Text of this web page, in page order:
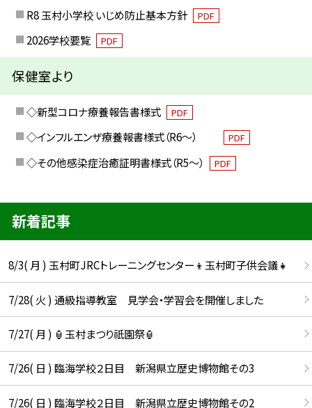
R8 玉村小学校 いじめ防止基本方針 PDF
2026学校要覧 PDF
保健室より
◇新型コロナ療養報告書様式 PDF
◇インフルエンザ療養報書様式（R6～） PDF
◇その他感染症治癒証明書様式（R5～） PDF
新着記事
8/3( 月 ) 玉村町JRCトレーニングセンター👦玉村町子供会議👧
7/28( 火 ) 通級指導教室 見学会・学習会を開催しました
7/27( 月 ) 🏮玉村まつり祇園祭🏮
7/26( 日 ) 臨海学校２日目 新潟県立歴史博物館その3
7/26( 日 ) 臨海学校２日目 新潟県立歴史博物館その2